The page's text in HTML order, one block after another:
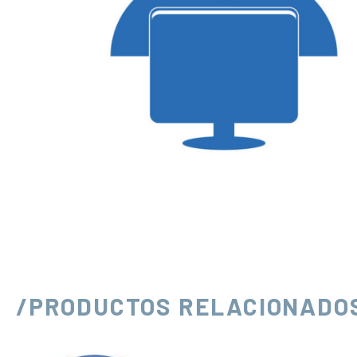
/PRODUCTOS